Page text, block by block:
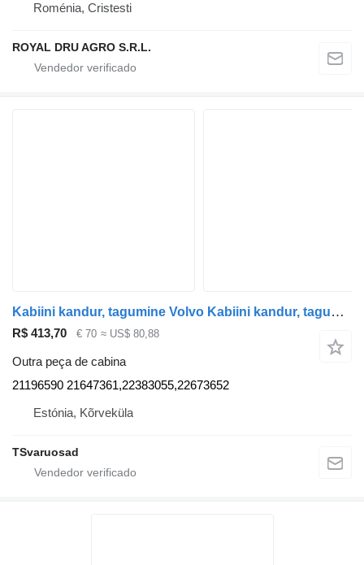
Roménia, Cristesti
ROYAL DRU AGRO S.R.L.
Kabiini kandur, tagumine Volvo Kabiini kandur, tagumine 21196590 para camião tractor Volvo FH
R$ 413,70 € 70 ≈ US$ 80,88
Outra peça de cabina
21196590 21647361,22383055,22673652
Estónia, Kõrveküla
TSvaruosad